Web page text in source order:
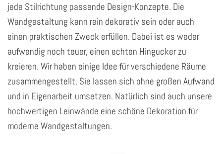
jede Stilrichtung passende Design-Konzepte. Die
Wandgestaltung kann rein dekorativ sein oder auch
einen praktischen Zweck erfüllen. Dabei ist es weder
aufwendig noch teuer, einen echten Hingucker zu
kreieren. Wir haben einige Idee für verschiedene Räume
zusammengestellt. Sie lassen sich ohne großen Aufwand
und in Eigenarbeit umsetzen. Natürlich sind auch unsere
hochwertigen Leinwände eine schöne Dekoration für
moderne Wandgestaltungen.